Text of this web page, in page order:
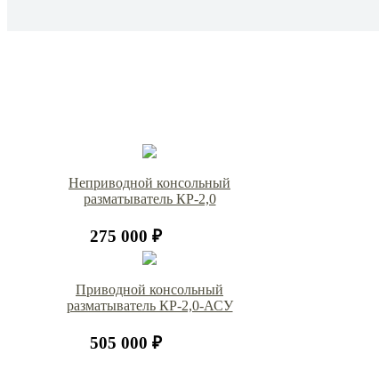
Неприводной консольный
разматыватель КР-2,0
275 000 ₽
Приводной консольный
разматыватель КР-2,0-АСУ
505 000 ₽